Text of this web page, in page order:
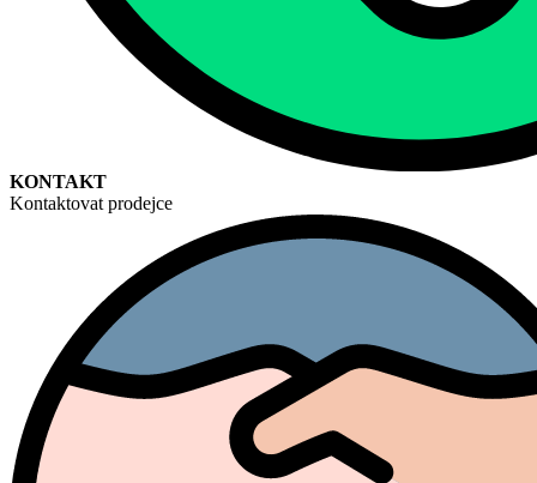
KONTAKT
Kontaktovat prodejce